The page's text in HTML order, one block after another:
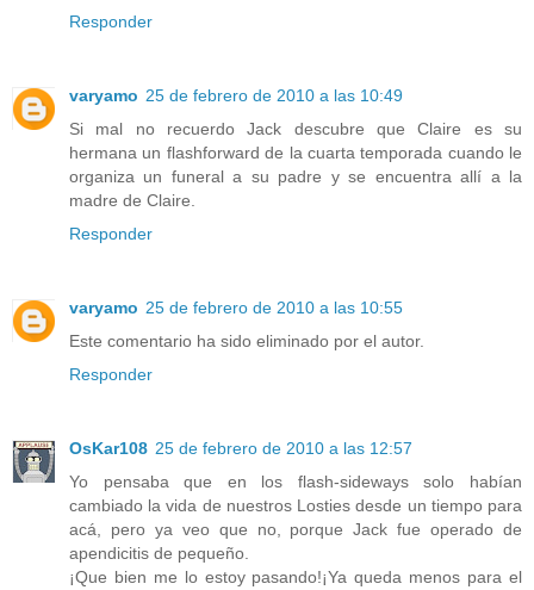
Responder
varyamo 25 de febrero de 2010 a las 10:49
Si mal no recuerdo Jack descubre que Claire es su
hermana un flashforward de la cuarta temporada cuando le
organiza un funeral a su padre y se encuentra allí a la
madre de Claire.
Responder
varyamo 25 de febrero de 2010 a las 10:55
Este comentario ha sido eliminado por el autor.
Responder
OsKar108 25 de febrero de 2010 a las 12:57
Yo pensaba que en los flash-sideways solo habían
cambiado la vida de nuestros Losties desde un tiempo para
acá, pero ya veo que no, porque Jack fue operado de
apendicitis de pequeño.
¡Que bien me lo estoy pasando!¡Ya queda menos para el